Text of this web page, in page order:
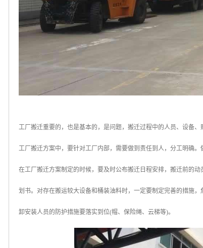
工厂搬迁重要的，也是基本的，是问题，搬迁过程中的人员、设备
工厂搬迁方案中，要针对工厂内部，需要做到责任到人，分工明确
在工厂搬迁方案制定的时候，要及时公布搬迁日程安排，搬迁前的
划书。对存在搬运较大设备和桶装油料时，一定要制定完善的措施
卸安装人员的防护措施要落实到位(帽、保险绳、云梯等)。